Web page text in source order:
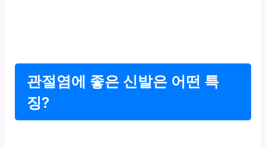
관절염에 좋은 신발은 어떤 특
징?